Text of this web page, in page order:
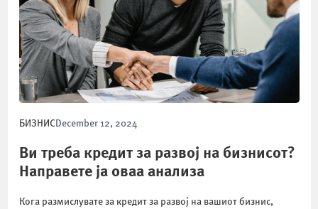
БИЗНИСDecember 12, 2024
Ви треба кредит за развој на бизнисот?
Направете ја оваа анализа
Кога размислувате за кредит за развој на вашиот бизнис,